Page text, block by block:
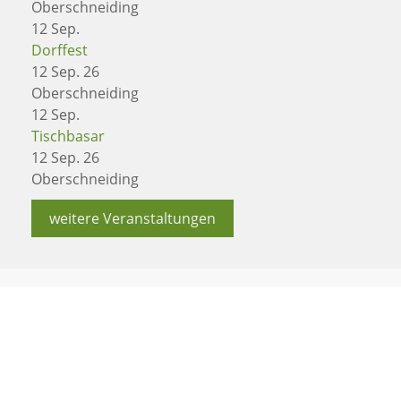
Oberschneiding
12 Sep.
Dorffest
12 Sep. 26
Oberschneiding
12 Sep.
Tischbasar
12 Sep. 26
Oberschneiding
weitere Veranstaltungen